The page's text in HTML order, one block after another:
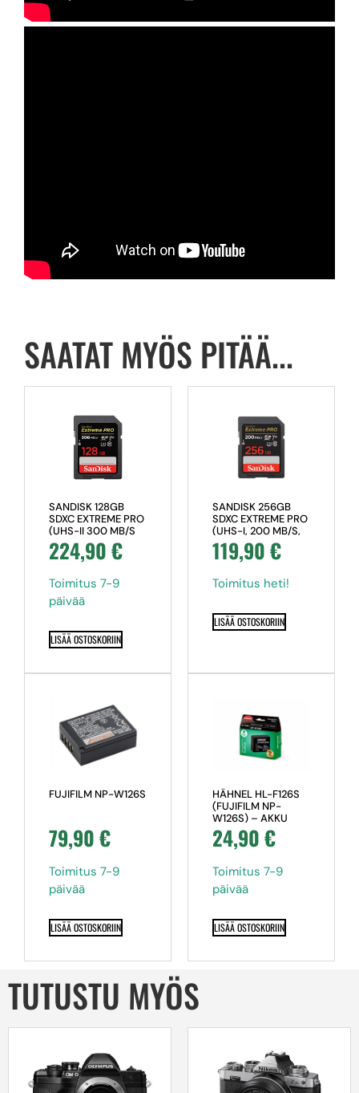
SAATAT MYÖS PITÄÄ...
SANDISK 128GB
SDXC EXTREME PRO
(UHS-II 300 MB/S
(U3) CLASS 10)
224,90€
Toimitus 7-9
päivää
LISÄÄ OSTOSKORIIN
SANDISK 256GB
SDXC EXTREME PRO
(UHS-I, 200 MB/S,
(U3 & V30), CLASS
119,90€
Toimitus heti!
LISÄÄ OSTOSKORIIN
FUJIFILM NP-W126S
79,90€
Toimitus 7-9
päivää
LISÄÄ OSTOSKORIIN
HÄHNEL HL-F126S
(FUJIFILM NP-
W126S) – AKKU
24,90€
Toimitus 7-9
päivää
LISÄÄ OSTOSKORIIN
TUTUSTU MYÖS